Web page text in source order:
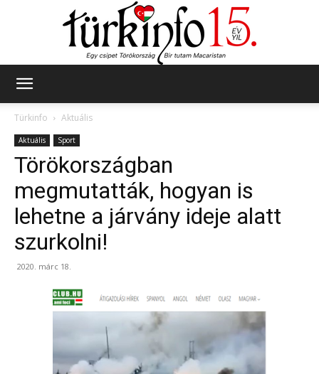
Türkinfo
Aktuális
Aktuális Sport
Törökországban
megmutatták, hogyan is
lehetne a járvány ideje alatt
szurkolni!
2020. márc 18.